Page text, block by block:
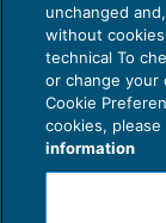
unchanged
without
technical To
or change your
Cookie
cookies,
information